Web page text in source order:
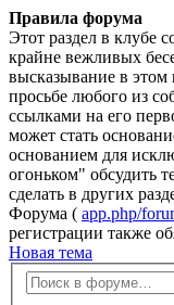
Правила форума
Этот раздел в клубе
крайне вежливых
высказывание в
просьбе любого из
ссылками на его
может стать
основанием для
огоньком" обсудить
сделать в других
Форума ( app.php/
регистрации также
Новая тема